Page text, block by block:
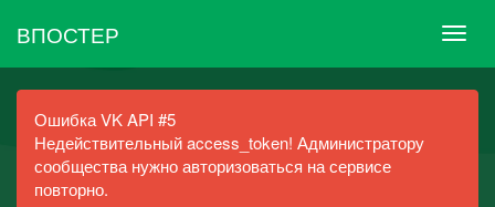
ВПОСТЕР
Ошибка VK API #5
Недействительный access_token! Администратору
сообщества нужно авторизоваться на сервисе
повторно.